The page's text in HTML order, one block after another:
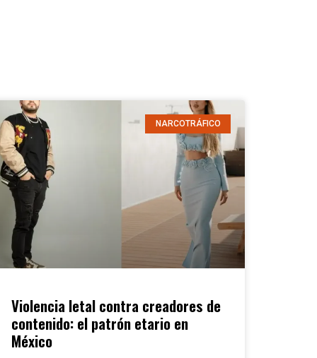
NARCOTRÁFICO
Violencia letal contra creadores de
contenido: el patrón etario en
México